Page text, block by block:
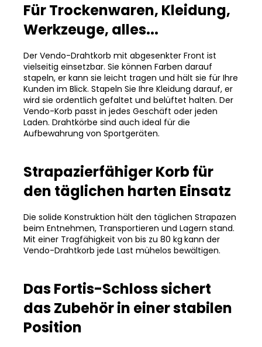
Für Trockenwaren, Kleidung,
Werkzeuge, alles...
Der Vendo-Drahtkorb mit abgesenkter Front ist
vielseitig einsetzbar. Sie können Farben darauf
stapeln, er kann sie leicht tragen und hält sie für Ihre
Kunden im Blick. Stapeln Sie Ihre Kleidung darauf, er
wird sie ordentlich gefaltet und belüftet halten. Der
Vendo-Korb passt in jedes Geschäft oder jeden
Laden. Drahtkörbe sind auch ideal für die
Aufbewahrung von Sportgeräten.
Strapazierfähiger Korb für
den täglichen harten Einsatz
Die solide Konstruktion hält den täglichen Strapazen
beim Entnehmen, Transportieren und Lagern stand.
Mit einer Tragfähigkeit von bis zu 80 kg kann der
Vendo-Drahtkorb jede Last mühelos bewältigen.
Das Fortis-Schloss sichert
das Zubehör in einer stabilen
Position